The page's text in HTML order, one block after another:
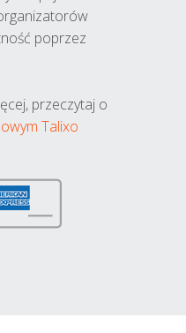
poprzez
przeczytaj o
Talixo